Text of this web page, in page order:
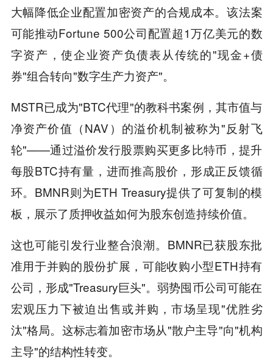
大幅降低企业配置加密资产的合规成本。该法案
可能推动Fortune 500公司配置超1万亿美元的数
字资产，使企业资产负债表从传统的"现金+债
券"组合转向"数字生产力资产"。
MSTR已成为"BTC代理"的教科书案例，其市值与
净资产价值（NAV）的溢价机制被称为"反射飞
轮"——通过溢价发行股票购买更多比特币，提升
每股BTC持有量，进而推高股价，形成正反馈循
环。BMNR则为ETH Treasury提供了可复制的模
板，展示了质押收益如何为股东创造持续价值。
这也可能引发行业整合浪潮。BMNR已获股东批
准用于并购的股份扩展，可能收购小型ETH持有
公司，形成"Treasury巨头"。弱势囤币公司可能在
宏观压力下被迫出售或并购，市场呈现"优胜劣
汰"格局。这标志着加密市场从"散户主导"向"机构
主导"的结构性转变。